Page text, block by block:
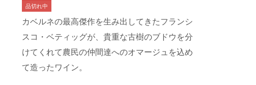
品切れ中
カベルネの最高傑作を生み出してきたフランシ
スコ・ベティッグが、貴重な古樹のブドウを分
けてくれて農民の仲間達へのオマージュを込め
て造ったワイン。